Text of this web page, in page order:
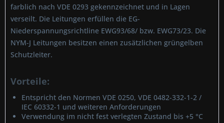
farblich nach VDE 0293 gekennzeichnet und in Lagen
verseilt. Die Leitungen erfüllen die EG-
Niederspannungsrichtline EWG93/68/ bzw. EWG73/23. Die
NYM-J Leitungen besitzen einen zusätzlichen grüngelben
Schutzleiter.
Vorteile:
Entspricht den Normen VDE 0250, VDE 0482-332-1-2 /
IEC 60332-1 und weiteren Anforderungen
Verwendung im nicht fest verlegten Zustand bis +5 °C